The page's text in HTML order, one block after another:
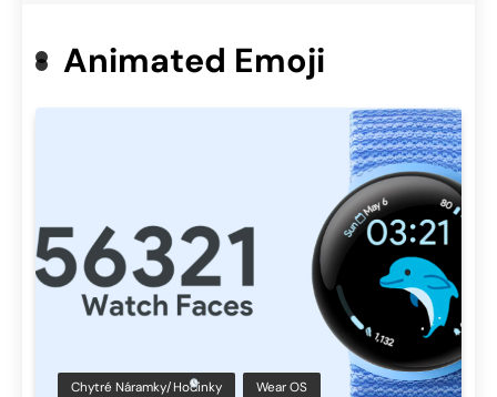
Animated Emoji
Chytré Náramky/hodinky Wear OS